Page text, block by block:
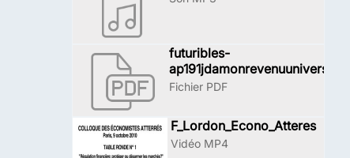
futuribles-
ap191jdamonrevenuuniversel
Fichier PDF
F_Lordon_Econo_Atteres
Vidéo MP4